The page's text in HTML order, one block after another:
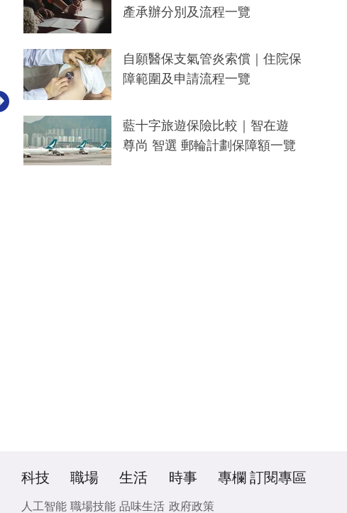
產承辦分別及流程一覽
自願醫保支氣管炎索償｜住院保
障範圍及申請流程一覽
藍十字旅遊保險比較｜智在遊
尊尚 智選 郵輪計劃保障額一覽
科技
人工智能
職場
職場技能
生活
品味生活
時事
政府政策
專欄 訂閱專區